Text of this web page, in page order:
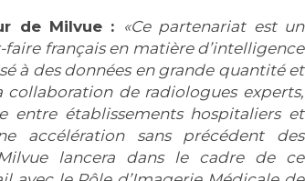
de Milvue :
Ce partenariat est un
français en matière d’intelligence
à des données en grande quantité et
collaboration de radiologues experts,
entre établissements hospitaliers et
accélération sans précédent des
lancera dans le cadre de ce